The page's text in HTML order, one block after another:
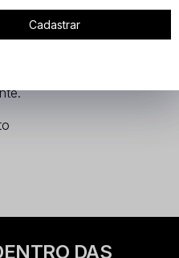
para os
DAS
Cadastrar